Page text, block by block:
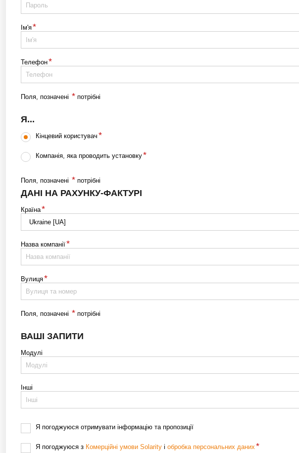
Ім'я*
Телефон*
Поля, позначені *потрібні
Я...
Кінцевий користувач *
Компанія, яка проводить установку*
Поля, позначені *потрібні
ДАНІ НА РАХУНКУ-ФАКТУРІ
Країна*
Назва компанії*
Вулиця*
Поля, позначені *потрібні
ВАШІ ЗАПИТИ
Модулі
Інші
Я погоджуюся отримувати інформацію та пропозиції
Я погоджуюся з Комерційні умови Solarity і обробка персональних даних *